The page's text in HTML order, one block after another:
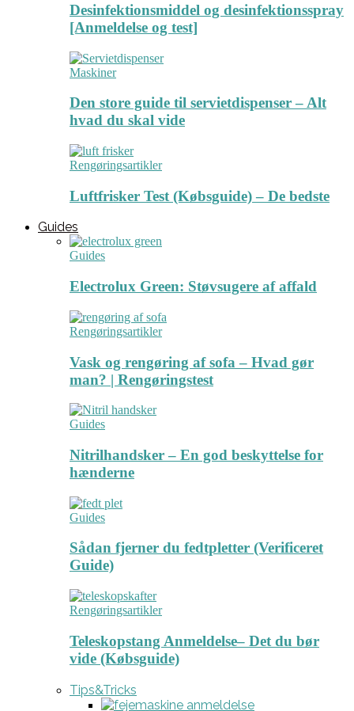
Desinfektionsmiddel og desinfektionsspray
[Anmeldelse og test]
Maskiner
Den store guide til servietdispenser – Alt
hvad du skal vide
Rengøringsartikler
Luftfrisker Test (Købsguide) – De bedste
Guides
Guides
Electrolux Green: Støvsugere af affald
Rengøringsartikler
Vask og rengøring af sofa – Hvad gør
man? | Rengøringstest
Guides
Nitrilhandsker – En god beskyttelse for
hænderne
Guides
Sådan fjerner du fedtpletter (Verificeret
Guide)
Rengøringsartikler
Teleskopstang Anmeldelse– Det du bør
vide (Købsguide)
Tips&Tricks